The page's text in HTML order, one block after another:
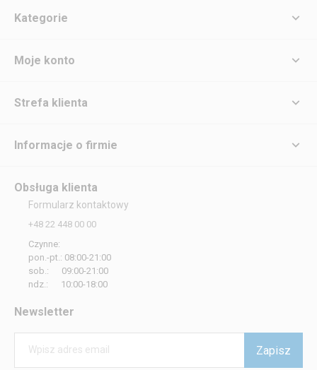
Kategorie
Moje konto
Strefa klienta
Informacje o firmie
Obsługa klienta
Formularz kontaktowy
+48 22 448 00 00
Czynne:
pon.-pt.: 08:00-21:00
sob.: 09:00-21:00
ndz.: 10:00-18:00
Newsletter
Wpisz adres email Zapisz